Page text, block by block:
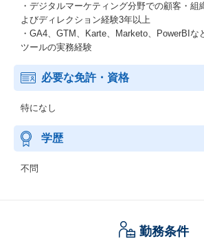
・デジタルマーケティング分野での顧客・組
よびディレクション経験3年以上
・GA4、GTM、Karte、Marketo、PowerBIな
ツールの実務経験
必要な免許・資格
特になし
学歴
不問
勤務条件